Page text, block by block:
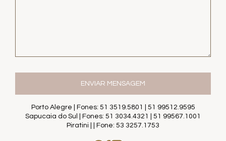
Porto Alegre | Fones: 51 3519.5801 | 51 99512.9595
Sapucaia do Sul | Fones: 51 3034.4321 | 51 99567.1001
Piratini | | Fone: 53 3257.1753